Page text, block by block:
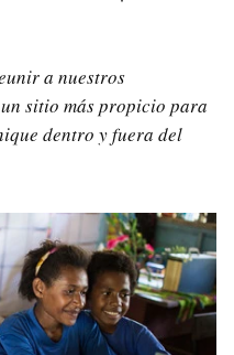
a nuestros
sitio más propicio para
dentro y fuera del